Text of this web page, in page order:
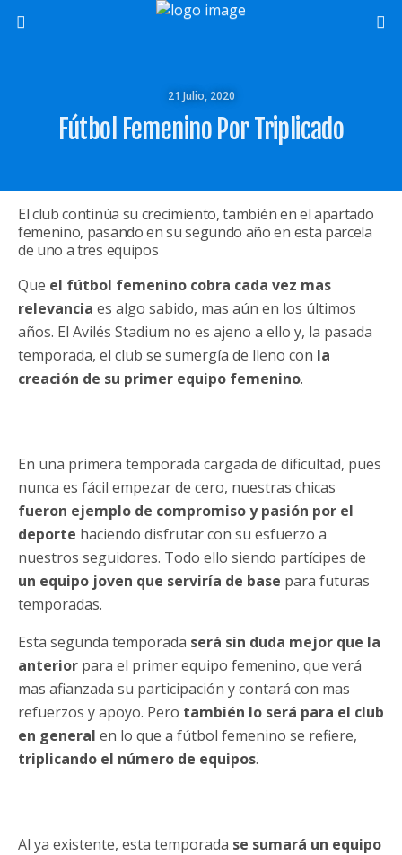
21 Julio, 2020
Fútbol Femenino Por Triplicado
El club continúa su crecimiento, también en el apartado
femenino, pasando en su segundo año en esta parcela
de uno a tres equipos
Que el fútbol femenino cobra cada vez mas
relevancia es algo sabido, mas aún en los últimos
años. El Avilés Stadium no es ajeno a ello y, la pasada
temporada, el club se sumergía de lleno con la
creación de su primer equipo femenino.
En una primera temporada cargada de dificultad, pues
nunca es fácil empezar de cero, nuestras chicas
fueron ejemplo de compromiso y pasión por el
deporte haciendo disfrutar con su esfuerzo a
nuestros seguidores. Todo ello siendo partícipes de
un equipo joven que serviría de base para futuras
temporadas.
Esta segunda temporada será sin duda mejor que la
anterior para el primer equipo femenino, que verá
mas afianzada su participación y contará con mas
refuerzos y apoyo. Pero también lo será para el club
en general en lo que a fútbol femenino se refiere,
triplicando el número de equipos.
Al ya existente, esta temporada se sumará un equipo